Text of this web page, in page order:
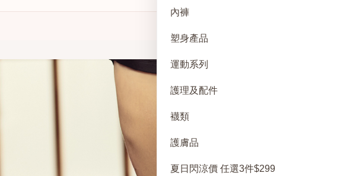
內褲
塑身產品
運動系列
護理及配件
襪類
護膚品
夏日閃涼價 任選3件$299